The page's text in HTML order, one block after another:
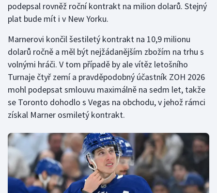
podepsal rovněž roční kontrakt na milion dolarů. Stejný
plat bude mít i v New Yorku.
Marnerovi končil šestiletý kontrakt na 10,9 milionu
dolarů ročně a měl být nejžádanějším zbožím na trhu s
volnými hráči. V tom případě by ale vítěz letošního
Turnaje čtyř zemí a pravděpodobný účastník ZOH 2026
mohl podepsat smlouvu maximálně na sedm let, takže
se Toronto dohodlo s Vegas na obchodu, v jehož rámci
získal Marner osmiletý kontrakt.